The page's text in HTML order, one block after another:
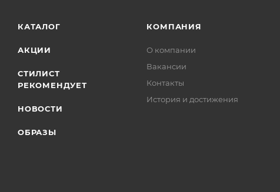
КАТАЛОГ
АКЦИИ
СТИЛИСТ
РЕКОМЕНДУЕТ
НОВОСТИ
ОБРАЗЫ
КОМПАНИЯ
О компании
Вакансии
Контакты
История и достижения